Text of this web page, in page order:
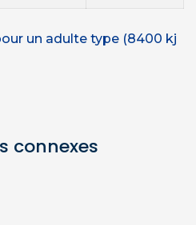
un adulte type (8400 kj
connexes